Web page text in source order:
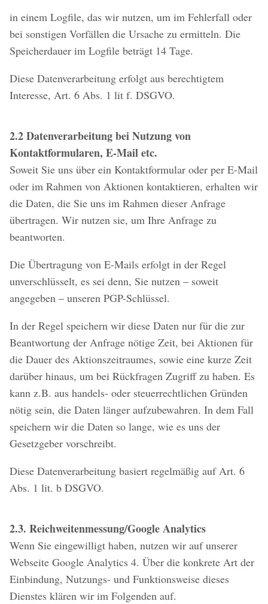
in einem Logfile, das wir nutzen, um im Fehlerfall oder
bei sonstigen Vorfällen die Ursache zu ermitteln. Die
Speicherdauer im Logfile beträgt 14 Tage.
Diese Datenverarbeitung erfolgt aus berechtigtem
Interesse, Art. 6 Abs. 1 lit f. DSGVO.
2.2 Datenverarbeitung bei Nutzung von
Kontaktformularen, E-Mail etc.
Soweit Sie uns über ein Kontaktformular oder per E-Mail
oder im Rahmen von Aktionen kontaktieren, erhalten wir
die Daten, die Sie uns im Rahmen dieser Anfrage
übertragen. Wir nutzen sie, um Ihre Anfrage zu
beantworten.
Die Übertragung von E-Mails erfolgt in der Regel
unverschlüsselt, es sei denn, Sie nutzen – soweit
angegeben – unseren PGP-Schlüssel.
In der Regel speichern wir diese Daten nur für die zur
Beantwortung der Anfrage nötige Zeit, bei Aktionen für
die Dauer des Aktionszeitraumes, sowie eine kurze Zeit
darüber hinaus, um bei Rückfragen Zugriff zu haben. Es
kann z.B. aus handels- oder steuerrechtlichen Gründen
nötig sein, die Daten länger aufzubewahren. In dem Fall
speichern wir die Daten so lange, wie es uns der
Gesetzgeber vorschreibt.
Diese Datenverarbeitung basiert regelmäßig auf Art. 6
Abs. 1 lit. b DSGVO.
2.3. Reichweitenmessung/Google Analytics
Wenn Sie eingewilligt haben, nutzen wir auf unserer
Webseite Google Analytics 4. Über die konkrete Art der
Einbindung, Nutzungs- und Funktionsweise dieses
Dienstes klären wir im Folgenden auf.